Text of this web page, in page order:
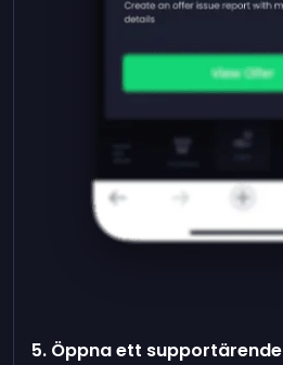
5. Öppna ett supportärende